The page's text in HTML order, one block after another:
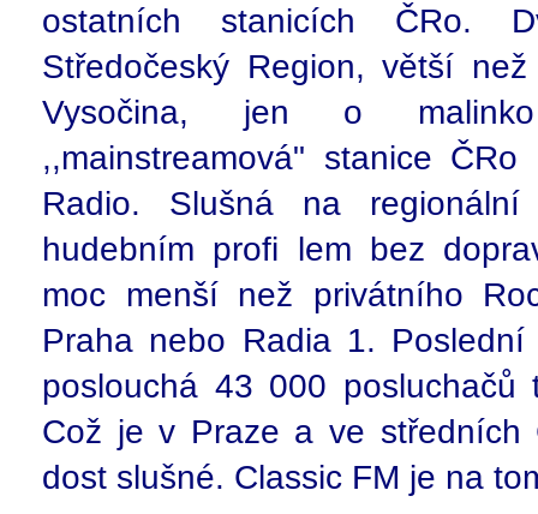
ostatních stanicích ČRo.
Středočeský Region, větší
Vysočina, jen o
,,mainstreamová" stanice
Radio. Slušná na
hudebním profi lem bez
moc menší než privátního
Praha nebo Radia 1.
poslouchá 43 000
Což je v Praze a ve středních
dost slušné. Classic FM je na